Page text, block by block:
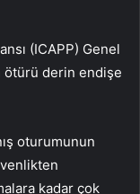
(ICAPP) Genel
ötürü derin endişe
oturumunun
kadar çok